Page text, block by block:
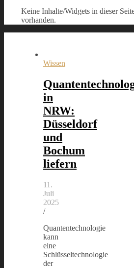
Keine Inhalte/Widgets in dieser
vorhanden.
Wissen
in
NRW:
Düsseldorf
und
Bochum
liefern
11.
Juli
2025
/
Quantentechnologie
kann
eine
Schlüsseltechnologie
der